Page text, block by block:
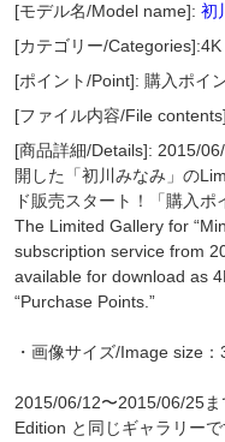
[モデル名/Model name]:初
[カテゴリー/
[ポイント/Point]: 購入ポイ
[ファイル内容/File
[商品詳細/Details]: 2015/
開した「初川みなみ」の
ド販売スタート！「購入ポ
The Limited Gallery for
subscription service from
available for download as
“Purchase Points.”
・画像サイズ/Image size
2015/06/12〜2015/06/25
Edition と同じギャラリーで